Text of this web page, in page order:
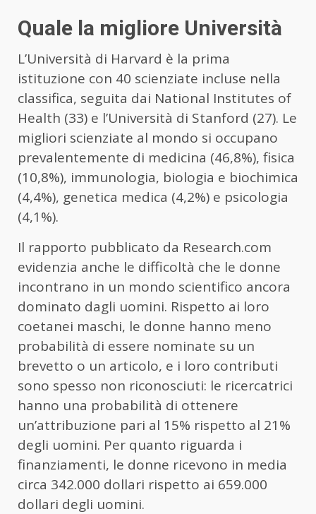
Quale la migliore Università
L’Università di Harvard è la prima
istituzione con 40 scienziate incluse nella
classifica, seguita dai National Institutes of
Health (33) e l’Università di Stanford (27). Le
migliori scienziate al mondo si occupano
prevalentemente di medicina (46,8%), fisica
(10,8%), immunologia, biologia e biochimica
(4,4%), genetica medica (4,2%) e psicologia
(4,1%).
Il rapporto pubblicato da Research.com
evidenzia anche le difficoltà che le donne
incontrano in un mondo scientifico ancora
dominato dagli uomini. Rispetto ai loro
coetanei maschi, le donne hanno meno
probabilità di essere nominate su un
brevetto o un articolo, e i loro contributi
sono spesso non riconosciuti: le ricercatrici
hanno una probabilità di ottenere
un’attribuzione pari al 15% rispetto al 21%
degli uomini. Per quanto riguarda i
finanziamenti, le donne ricevono in media
circa 342.000 dollari rispetto ai 659.000
dollari degli uomini.